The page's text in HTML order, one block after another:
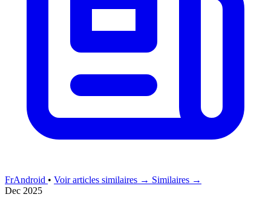
FrAndroid • Voir articles similaires → Similaires →
Dec 2025